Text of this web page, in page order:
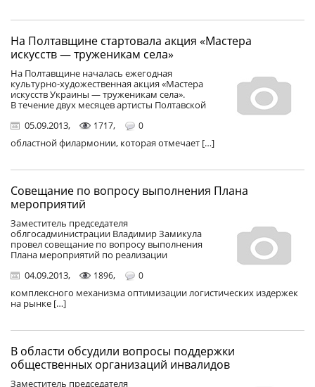
На Полтавщине стартовала акция «Мастера
искусств — труженикам села»
05.09.2013, 1717, 0
На Полтавщине началась ежегодная
культурно-художественная акция «Мастера
искусств Украины — труженикам села».
В течение двух месяцев артисты Полтавской
областной филармонии, которая отмечает […]
Совещание по вопросу выполнения Плана
мероприятий
04.09.2013, 1896, 0
Заместитель председателя
облгосадминистрации Владимир Замикула
провел совещание по вопросу выполнения
Плана мероприятий по реализации
комплексного механизма оптимизации логистических издержек
на рынке […]
В области обсудили вопросы поддержки
общественных организаций инвалидов
Заместитель председателя